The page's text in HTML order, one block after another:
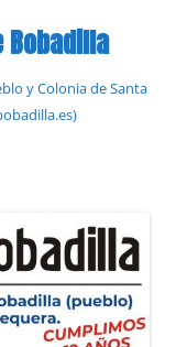
Bobadilla
y Colonia de Santa